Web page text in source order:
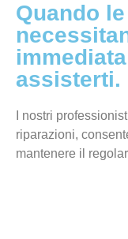
Quando
assisterti.
I nostri
riparazioni,
mantenere il